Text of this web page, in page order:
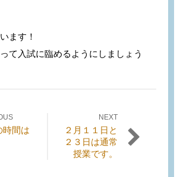
ます！
て入試に臨めるようにしましょう
ゲーション
時間は
NEXT
Next
post:
２月１１日と
２３日は通常
授業です。